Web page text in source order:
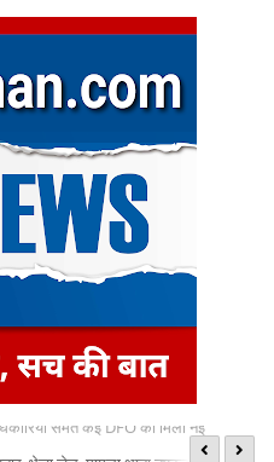
भेजा जेल, मामला थाना तपकरा अन्तर्गत